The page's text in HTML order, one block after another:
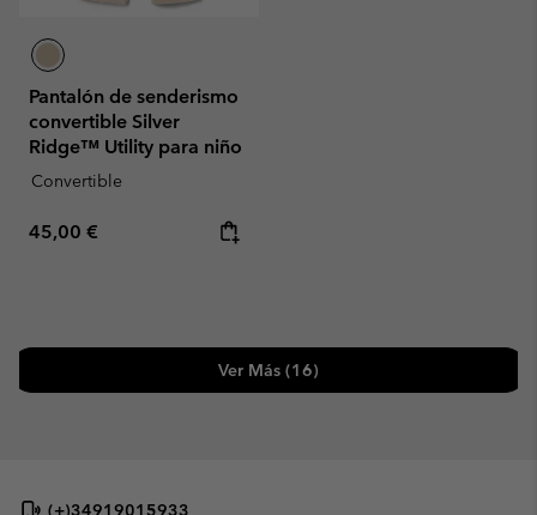
Pantalón de senderismo
convertible Silver
Ridge™ Utility para niño
Convertible
Regular price:
45,00 €
Ver Más (16)
(+)34919015933